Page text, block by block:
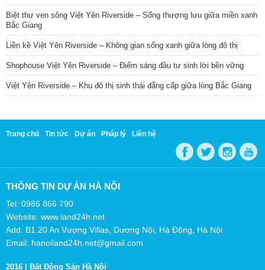
Biệt thự ven sông Việt Yên Riverside – Sống thượng lưu giữa miền xanh
Bắc Giang
Liền kề Việt Yên Riverside – Không gian sống xanh giữa lòng đô thị
Shophouse Việt Yên Riverside – Điểm sáng đầu tư sinh lời bền vững
Việt Yên Riverside – Khu đô thị sinh thái đẳng cấp giữa lòng Bắc Giang
Trang chủ Tin tức Dự án Pháp lý Liên hệ
THÔNG TIN DỰ ÁN HÀ NỘI
Tel: 0986 866 790
Website: www.land24h.net
Add: B1.20 An Vượng Villas, Dương Nội, Hà Đông, Hà Nội
Email: hanoiland24h.net@gmail.com
2016 | Bất Động Sản Hà Nội